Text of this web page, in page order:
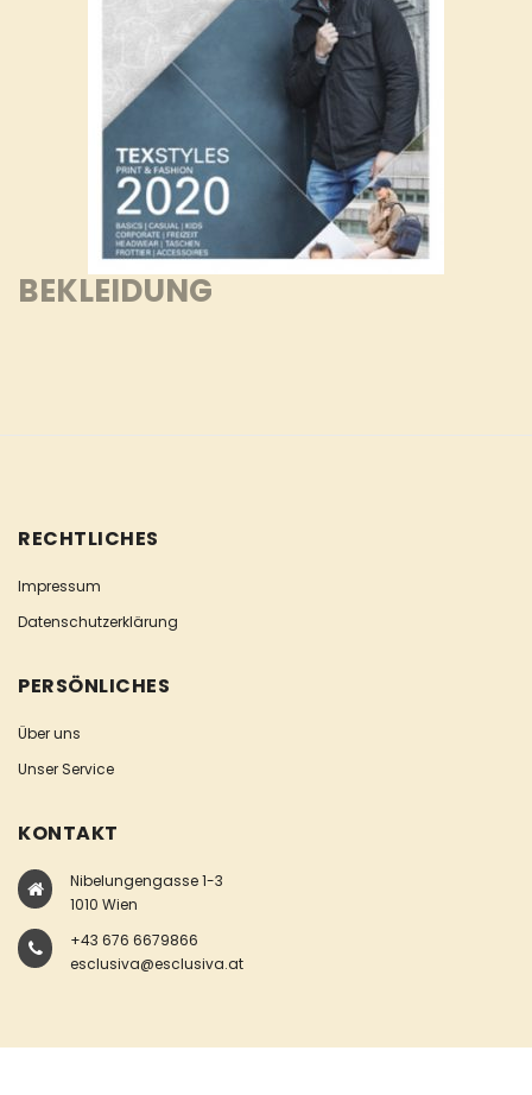
BEKLEIDUNG
RECHTLICHES
Impressum
Datenschutzerklärung
PERSÖNLICHES
Über uns
Unser Service
KONTAKT
Nibelungengasse 1-3
1010 Wien
+43 676 6679866
esclusiva@esclusiva.at